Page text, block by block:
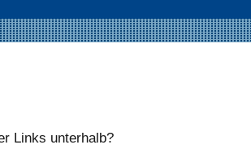
Links unterhalb?